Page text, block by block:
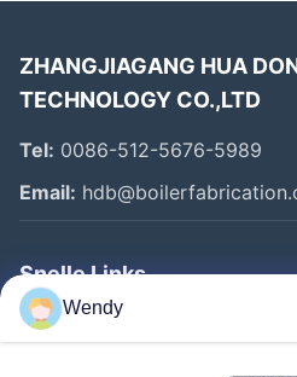
ZHANGJIAGANG HUA
TECHNOLOGY CO.,LTD
Tel: 0086-512-5676-5989
Email:
Snelle Links
Huis
Wendy